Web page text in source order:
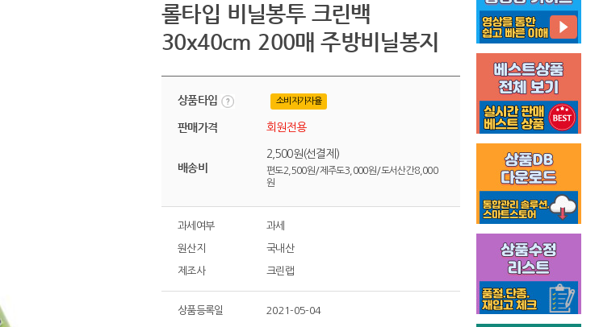
롤타입 비닐봉투 크린백
30x40cm 200매 주방비닐봉지
상품타입 소비자가자율
판매가격 회원전용
배송비
2,500원(선결제)
편도2,500원/제주도3,000원/도서산간8,000
원
과세여부 과세
원산지 국내산
제조사 크린랩
상품등록일 2021-05-04